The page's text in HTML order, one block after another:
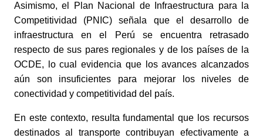
Asimismo, el Plan Nacional de Infraestructura para la
Competitividad (PNIC) señala que el desarrollo de
infraestructura en el Perú se encuentra retrasado
respecto de sus pares regionales y de los países de la
OCDE, lo cual evidencia que los avances alcanzados
aún son insuficientes para mejorar los niveles de
conectividad y competitividad del país.
En este contexto, resulta fundamental que los recursos
destinados al transporte contribuyan efectivamente a